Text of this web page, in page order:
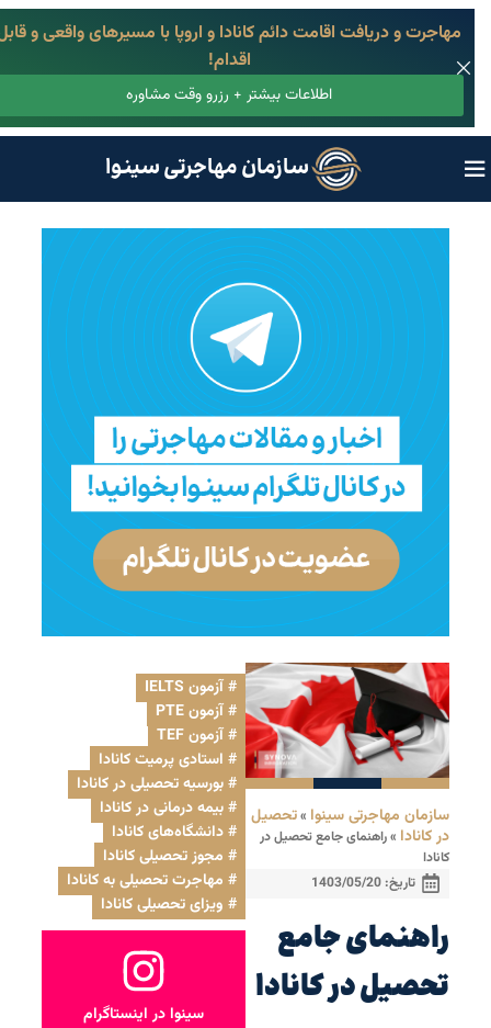
سازمان مهاجرتی سینوا
سازمان مهاجرتی سینوا »تحصیل
در کانادا »راهنمای جامع تحصیل در
کانادا
تاریخ:1403/05/20
راهنمای جامع
تحصیل در کانادا
سینوا در اینستاگرام
آزمون IELTS
آزمون PTE
آزمون TEF
استادی پرمیت کانادا
بورسیه تحصیلی در کانادا
بیمه درمانی در کانادا
دانشگاه‌های کانادا
مجوز تحصیلی کانادا
مهاجرت تحصیلی به کانادا
ویزای تحصیلی کانادا
مهاجرت و دریافت اقامت دائم کانادا و اروپا با مسیرهای واقعی و
اقدام!
اطلاعات بیشتر + رزرو وقت مشاوره